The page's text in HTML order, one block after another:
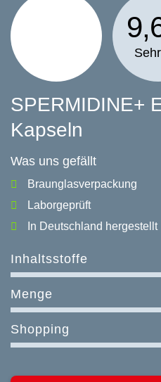
SPERMIDINE+
Kapseln
Was uns gefällt
Braunglasverpackung
Laborgeprüft
In Deutschland hergestellt
Inhaltsstoffe
Menge
Shopping